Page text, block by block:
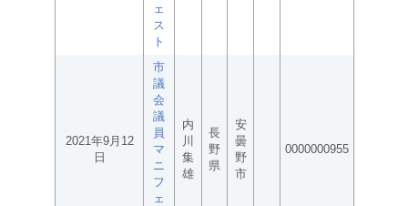
ェ
ス
ト
2021年9月12
日
市
議
会
議
員
マ
ニ
フ
ェ
内
川
集
雄
長
野
県
安
曇
野
市
0000000955